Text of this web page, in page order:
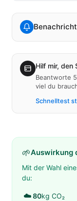
Hilf mir, den
Beantworte
viel du
Schnelltest
🌱Auswirkung
Mit der Wahl
du:
☁️ 80kg CO₂